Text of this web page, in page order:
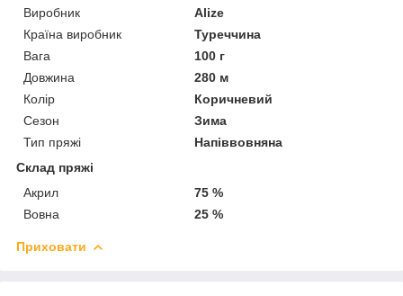
Виробник
Alize
Країна виробник
Туреччина
Вага
100 г
Довжина
280 м
Колір
Коричневий
Сезон
Зима
Тип пряжі
Напіввовняна
Склад пряжі
Акрил
75 %
Вовна
25 %
Приховати